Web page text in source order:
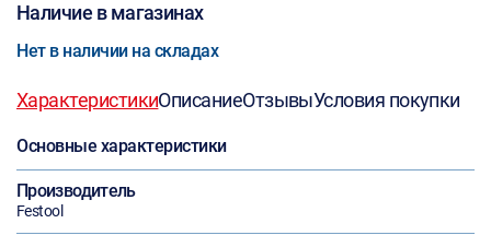
Наличие в магазинах
Нет в наличии на складах
ХарактеристикиОписаниеОтзывыУсловия покупки
Основные характеристики
Производитель
Festool